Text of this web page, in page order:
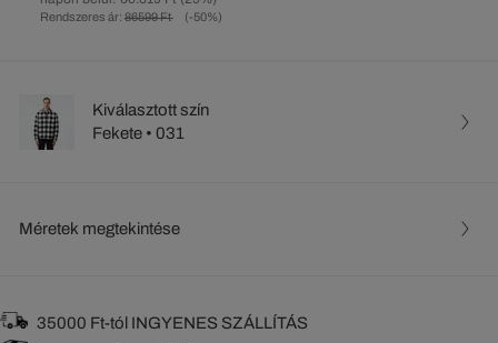
Rendszeres ár: 86599 Ft (-50%)
Kiválasztott szín
Fekete • 031
Méretek megtekintése
35000 Ft-tól INGYENES SZÁLLÍTÁS